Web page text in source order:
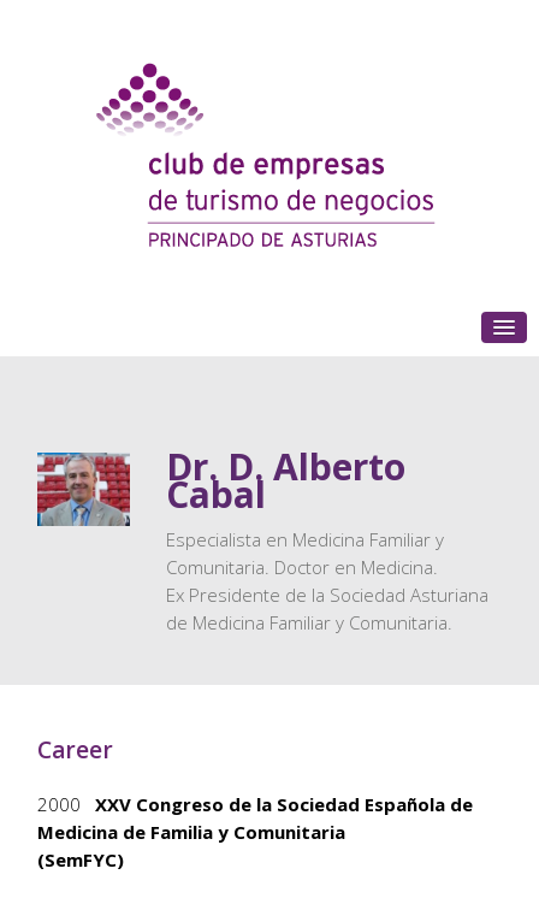
Dr. D. Alberto
Cabal
Especialista en Medicina Familiar y
Comunitaria. Doctor en Medicina.
Ex Presidente de la Sociedad Asturiana
de Medicina Familiar y Comunitaria.
Career
2000XXV Congreso de la Sociedad Española de
Medicina de Familia y Comunitaria
(SemFYC)